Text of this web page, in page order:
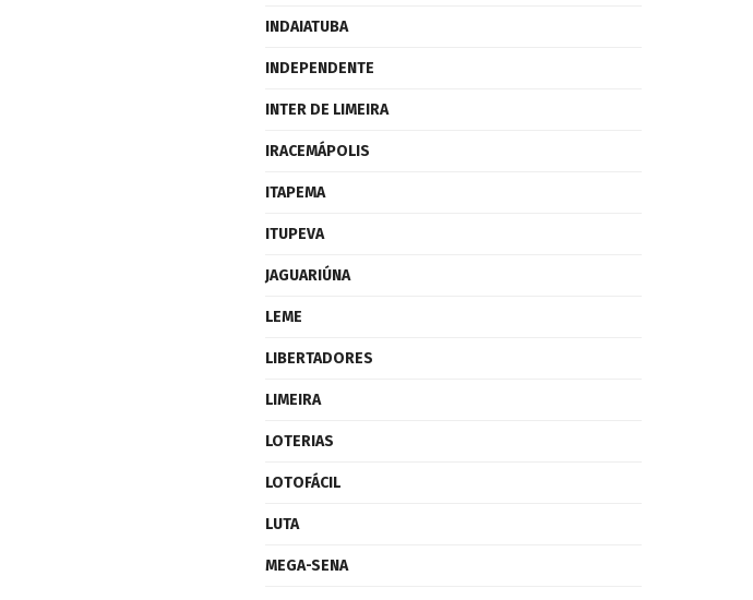
INDAIATUBA
INDEPENDENTE
INTER DE LIMEIRA
IRACEMÁPOLIS
ITAPEMA
ITUPEVA
JAGUARIÚNA
LEME
LIBERTADORES
LIMEIRA
LOTERIAS
LOTOFÁCIL
LUTA
MEGA-SENA